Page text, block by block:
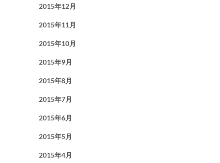
2015年12月
2015年11月
2015年10月
2015年9月
2015年8月
2015年7月
2015年6月
2015年5月
2015年4月